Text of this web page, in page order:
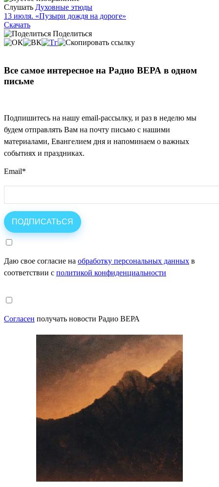
Слушать Духовные этюды
13 июля. «Пузыри дождя на дороге»
Скачать
Поделиться
Все самое интересное на Радио ВЕРА в одном
письме
Подпишитесь на нашу email-рассылку, и раз в неделю мы
будем отправлять Вам на почту письмо с нашими
материалами, Евангелием дня и напоминаем о важных
событиях и праздниках.
Email*
Даю свое согласие на обработку персональных данных в
соответствии с политикой конфиденциальности
Согласен получать новости Радио ВЕРА